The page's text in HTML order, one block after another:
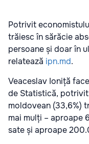
Potrivit
trăiesc în sărăcie
persoane și doar în
relatează ipn.md.
Veaceslav Ioniță
de Statistică,
moldovean (33,6%)
mai mulți – aproape
sate și aproape